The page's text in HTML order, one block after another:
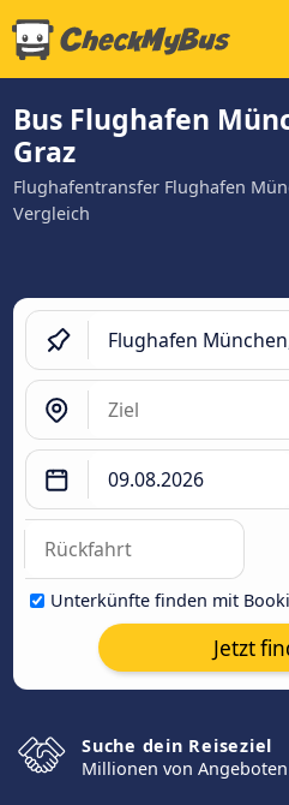
Bus Flughafen
Graz
Flughafentransfer Flughafen
Vergleich
Unterkünfte finden mit
Jetzt
Suche dein Reiseziel
Millionen von